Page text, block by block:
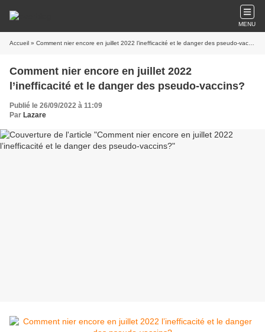
MENU
Accueil » Comment nier encore en juillet 2022 l’inefficacité et le danger des pseudo-vaccins?
Comment nier encore en juillet 2022
l’inefficacité et le danger des pseudo-vaccins?
Publié le 26/09/2022 à 11:09
Par Lazare